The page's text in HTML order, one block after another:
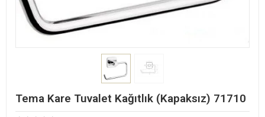
Tema Kare Tuvalet Kağıtlık (Kapaksız) 71710